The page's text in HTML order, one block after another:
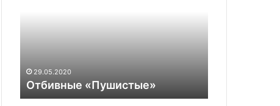
29.05.2020
Салат «Закусочный»
пирог